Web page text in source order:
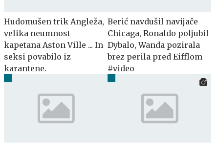
Hudomušen trik Angleža,
velika neumnost
kapetana Aston Ville ... In
seksi povabilo iz
karantene.
Berić navdušil navijače
Chicaga, Ronaldo poljubil
Dybalo, Wanda pozirala
brez perila pred Eifflom
#video